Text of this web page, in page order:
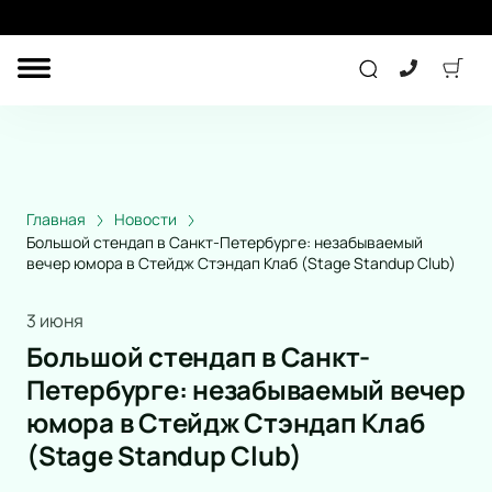
ПОДАРОЧНЫЕ
СЕРТИФИКАТЫ
Другое
Детям
Главная
Новости
Большой стендап в Санкт-Петербурге: незабываемый
вечер юмора в Стейдж Стэндап Клаб (Stage Standup Club)
3 июня
Большой стендап в Санкт-
Петербурге: незабываемый вечер
юмора в Стейдж Стэндап Клаб
(Stage Standup Club)